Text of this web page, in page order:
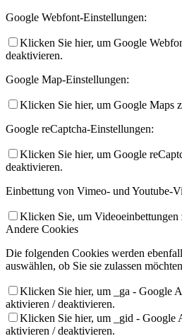
Google Webfont-Einstellungen:
Klicken Sie hier, um Google
deaktivieren.
Google Map-Einstellungen:
Klicken Sie hier, um Google Maps
Google reCaptcha-Einstellungen:
Klicken Sie hier, um Google
deaktivieren.
Einbettung von Vimeo- und Youtube-
Klicken Sie, um
Andere Cookies
Die folgenden Cookies werden
auswählen, ob Sie sie zulassen
Klicken Sie hier, um _ga - Google
aktivieren / deaktivieren.
Klicken Sie hier, um _gid - Google
aktivieren / deaktivieren.